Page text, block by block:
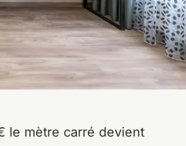
le mètre carré devient